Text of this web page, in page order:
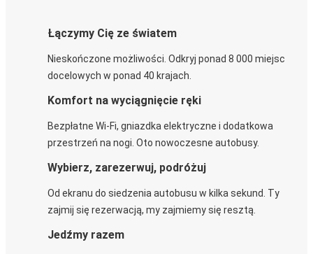
Łączymy Cię ze światem
Nieskończone możliwości. Odkryj ponad 8 000 miejsc
docelowych w ponad 40 krajach.
Komfort na wyciągnięcie ręki
Bezpłatne Wi-Fi, gniazdka elektryczne i dodatkowa
przestrzeń na nogi. Oto nowoczesne autobusy.
Wybierz, zarezerwuj, podróżuj
Od ekranu do siedzenia autobusu w kilka sekund. Ty
zajmij się rezerwacją, my zajmiemy się resztą.
Jedźmy razem